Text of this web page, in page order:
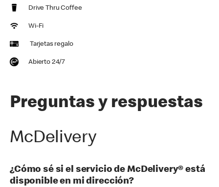
Drive Thru Coffee
Wi-Fi
Tarjetas regalo
Abierto 24/7
Preguntas y respuestas
McDelivery
¿Cómo sé si el servicio de McDelivery® está
disponible en mi dirección?